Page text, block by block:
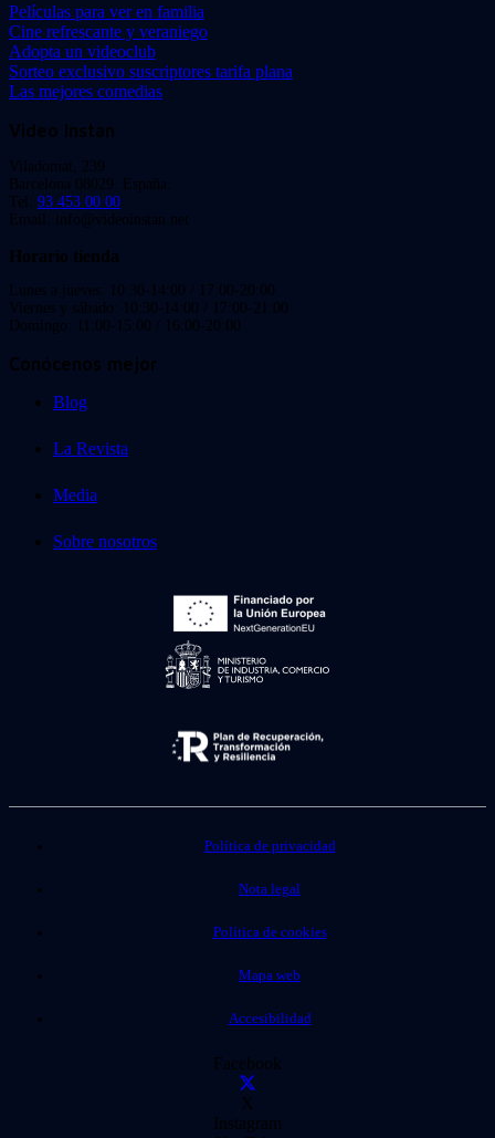
Películas para ver en familia
Cine refrescante y veraniego
Adopta un videoclub
Sorteo exclusivo suscriptores tarifa plana
Las mejores comedias
Video Instan
Viladomat, 239
Barcelona 08029. España.
Tel: 93 453 00 00
Email: info@videoinstan.net
Horario tienda
Lunes a jueves: 10:30-14:00 / 17:00-20:00
Viernes y sábado: 10:30-14:00 / 17:00-21:00
Domingo: 11:00-15:00 / 16:00-20:00
Conócenos mejor
Blog
La Revista
Media
Sobre nosotros
Política de privacidad
Nota legal
Política de cookies
Mapa web
Accesibilidad
Facebook
X
Instagram